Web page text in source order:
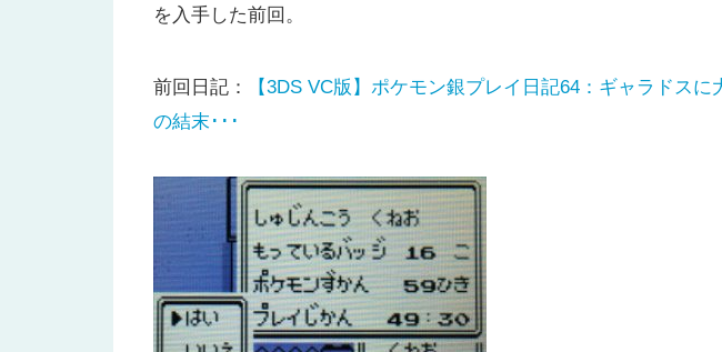
を入手した前回。
前回日記：
【3DS VC版】ポケモン銀プレイ日記64：ギャラドス
の結末･･･